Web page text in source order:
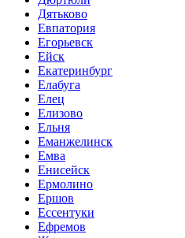
Дятьково
Евпатория
Егорьевск
Ейск
Екатеринбург
Елабуга
Елец
Елизово
Ельня
Еманжелинск
Емва
Енисейск
Ермолино
Ершов
Ессентуки
Ефремов